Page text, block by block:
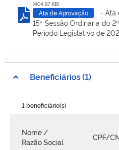
(404.97 KB)
Ata de Aprovação
- Ata
15ª Sessão Ordinária do 2º
Período Legislativo de
Beneficiários (1)
1 beneficiário(s)
Nome /
Razão Social
CPF/